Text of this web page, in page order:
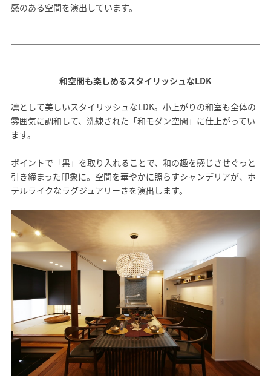
SAWAMURAリフォーム
SAWAMURA不動産
感のある空間を演出しています。
和空間も楽しめるスタイリッシュなLDK
凛として美しいスタイリッシュなLDK。小上がりの和室も全体の
雰囲気に調和して、洗練された「和モダン空間」に仕上がってい
ます。
ポイントで「黒」を取り入れることで、和の趣を感じさせぐっと
引き締まった印象に。空間を華やかに照らすシャンデリアが、ホ
テルライクなラグジュアリーさを演出します。